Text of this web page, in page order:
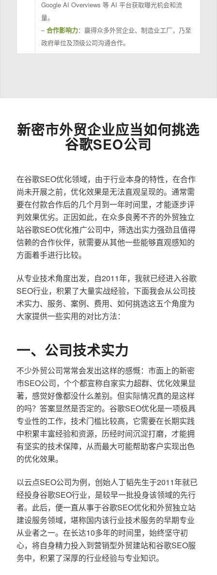
Google AI Overviews 等 AI 平台获取曝光机会和流
量。
–合作影响力：赢得众多外贸企业、制造业工厂，乃至
政府单位及顶级公司沟通合作。
新密市外贸企业应当如何挑选
谷歌SEO公司
在谷歌SEO优化领域，由于行业本身的特性，在合作
尚未开展之前，优化效果是无法直观呈现的。通常需
要在付款合作后的几个月到一年时间里，才能逐步评
判效果优劣。正因如此，在众多良莠不齐的外贸独立
站谷歌SEO优化推广公司中，筛选出实力强劲且值得
信赖的合作伙伴，就需要从其他一些能够直观感知的
方面着手进行比较。
从专业技术角度出发，自2011年，我就已经进入谷歌
SEO行业，积累了大量实战经验，下面我会从公司技
术实力、服务、案例、费用、如何挑选这五个角度为
大家提供一些实用的对比方法：
一、公司技术实力
不少外贸公司常常会发出这样的感慨：市面上的新密
市SEO公司，个个都宣称自家实力超群、优化效果显
著，感觉好像都没什么差别。但实际情况真的是这样
的吗？答案显然是否定的。谷歌SEO优化是一项极具
专业性的工作，技术门槛比较高，它需要在长期实践
中积累丰富经验和资源，历经时间沉淀打磨，才能拥
有坚实的技术保障，从而最大可能帮助客户实现出色
的优化效果。
以云点SEO公司为例，创始人丁韬先生于2011年就已
经投身谷歌SEO行业，是较早一批投身该领域的先行
者。此后，便一直从事于谷歌SEO优化和外贸独立站
建设服务领域，堪称国内该行业技术服务的早期专业
从业者之一。在长达10多年的时间里，始终坚守初
心，将自身精力投入到营销型外贸建站和谷歌SEO服
务中，积累了深厚的行业经验与专业知识。